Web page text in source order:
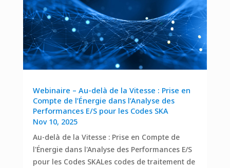
Webinaire – Au-delà de la Vitesse : Prise en
Compte de l’Énergie dans l’Analyse des
Performances E/S pour les Codes SKA
Nov 10, 2025
Au-delà de la Vitesse : Prise en Compte de
l'Énergie dans l'Analyse des Performances E/S
pour les Codes SKALes codes de traitement de